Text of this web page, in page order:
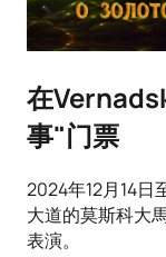
在
事"门票
2024年12月14日
大道的莫斯科大
表演。